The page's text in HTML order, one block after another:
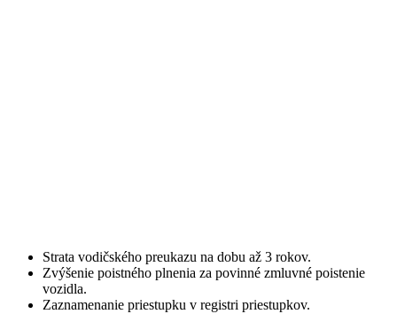
Strata vodičského preukazu na dobu až 3 rokov.
Zvýšenie poistného plnenia za povinné zmluvné poistenie
vozidla.
Zaznamenanie priestupku v registri priestupkov.